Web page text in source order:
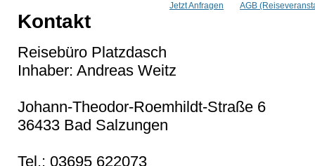
Jetzt Anfragen AGB
Kontakt
Reisebüro Platzdasch
Inhaber: Andreas Weitz
Johann-Theodor-Roemhildt-Straße 6
36433 Bad Salzungen
Tel.: 03695 622073